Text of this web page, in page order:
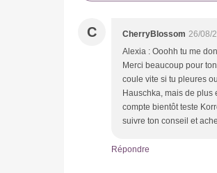
C CherryBlossom 26/08/
Alexia : Ooohh tu me
Merci beaucoup pour
coule vite si tu pleures
Hauschka, mais de plus
compte bientôt teste
suivre ton conseil et
Répondre